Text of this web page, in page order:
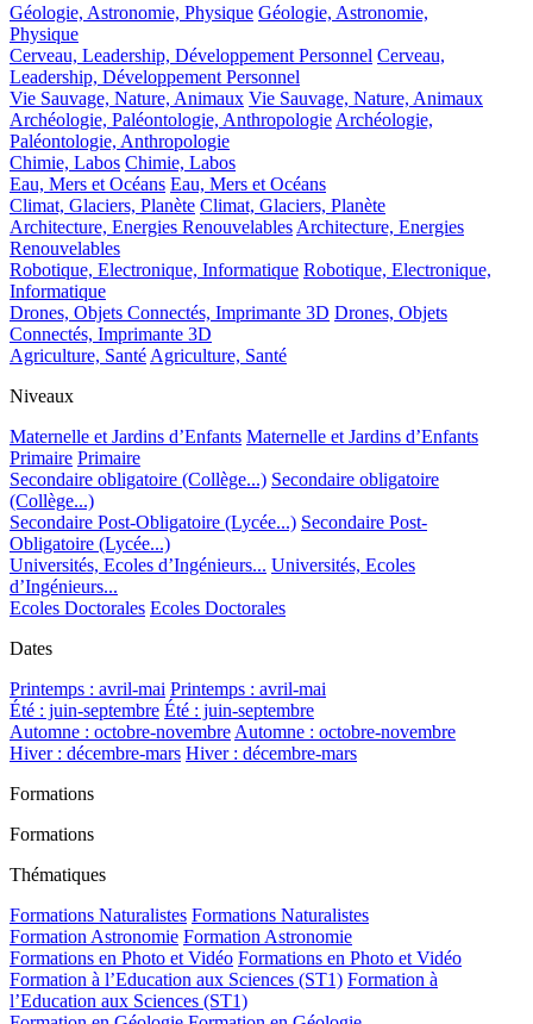
Géologie, Astronomie, Physique Géologie, Astronomie,
Physique
Cerveau, Leadership, Développement Personnel Cerveau,
Leadership, Développement Personnel
Vie Sauvage, Nature, Animaux Vie Sauvage, Nature, Animaux
Archéologie, Paléontologie, Anthropologie Archéologie,
Paléontologie, Anthropologie
Chimie, Labos Chimie, Labos
Eau, Mers et Océans Eau, Mers et Océans
Climat, Glaciers, Planète Climat, Glaciers, Planète
Architecture, Energies Renouvelables Architecture, Energies
Renouvelables
Robotique, Electronique, Informatique Robotique, Electronique,
Informatique
Drones, Objets Connectés, Imprimante 3D Drones, Objets
Connectés, Imprimante 3D
Agriculture, Santé Agriculture, Santé
Niveaux
Maternelle et Jardins d’Enfants Maternelle et Jardins d’Enfants
Primaire Primaire
Secondaire obligatoire (Collège...) Secondaire obligatoire
(Collège...)
Secondaire Post-Obligatoire (Lycée...) Secondaire Post-
Obligatoire (Lycée...)
Universités, Ecoles d’Ingénieurs... Universités, Ecoles
d’Ingénieurs...
Ecoles Doctorales Ecoles Doctorales
Dates
Printemps : avril-mai Printemps : avril-mai
Été : juin-septembre Été : juin-septembre
Automne : octobre-novembre Automne : octobre-novembre
Hiver : décembre-mars Hiver : décembre-mars
Formations
Formations
Thématiques
Formations Naturalistes Formations Naturalistes
Formation Astronomie Formation Astronomie
Formations en Photo et Vidéo Formations en Photo et Vidéo
Formation à l’Education aux Sciences (ST1) Formation à
l’Education aux Sciences (ST1)